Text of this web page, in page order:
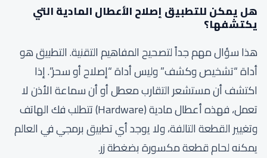
هل يمكن للتطبيق إصلاح الأعطال المادية التي
يكتشفها؟
هذا سؤال مهم جداً لتصحيح المفاهيم التقنية. التطبيق هو
أداة “تشخيص وكشف” وليس أداة “إصلاح أو سحر”. إذا
اكتشف أن مستشعر التقارب معطل أو أن سماعة الأذن لا
تعمل، فهذه أعطال مادية (Hardware) تتطلب فك الهاتف
وتغيير القطعة التالفة، ولا يوجد أي تطبيق برمجي في العالم
يمكنه لحام قطعة مكسورة بضغطة زر.